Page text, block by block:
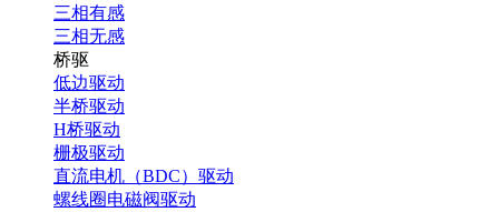
三相有感
三相无感
桥驱
低边驱动
半桥驱动
H桥驱动
栅极驱动
直流电机（BDC）驱动
螺线圈电磁阀驱动